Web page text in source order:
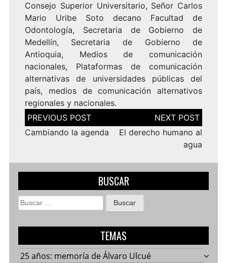
Consejo Superior Universitario, Señor Carlos
Mario Uribe Soto decano Facultad de
Odontología, Secretaria de Gobierno de
Medellín, Secretaria de Gobierno de
Antioquia, Medios de comunicación
nacionales, Plataformas de comunicación
alternativas de universidades públicas del
país, medios de comunicación alternativos
regionales y nacionales.
Navegación
de
entradas
Cambiando la agenda
El derecho humano al
agua
BUSCAR
Buscar:
TEMAS
25 años: memoría de Álvaro Ulcué